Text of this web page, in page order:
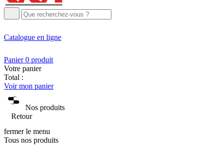
Catalogue en ligne
Panier 0 produit
Votre panier
Total :
Voir mon panier
Nos produits
Retour
fermer le menu
Tous nos produits